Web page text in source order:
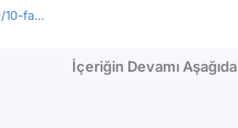
fa...
İçeriğin Devamı Aşağıda